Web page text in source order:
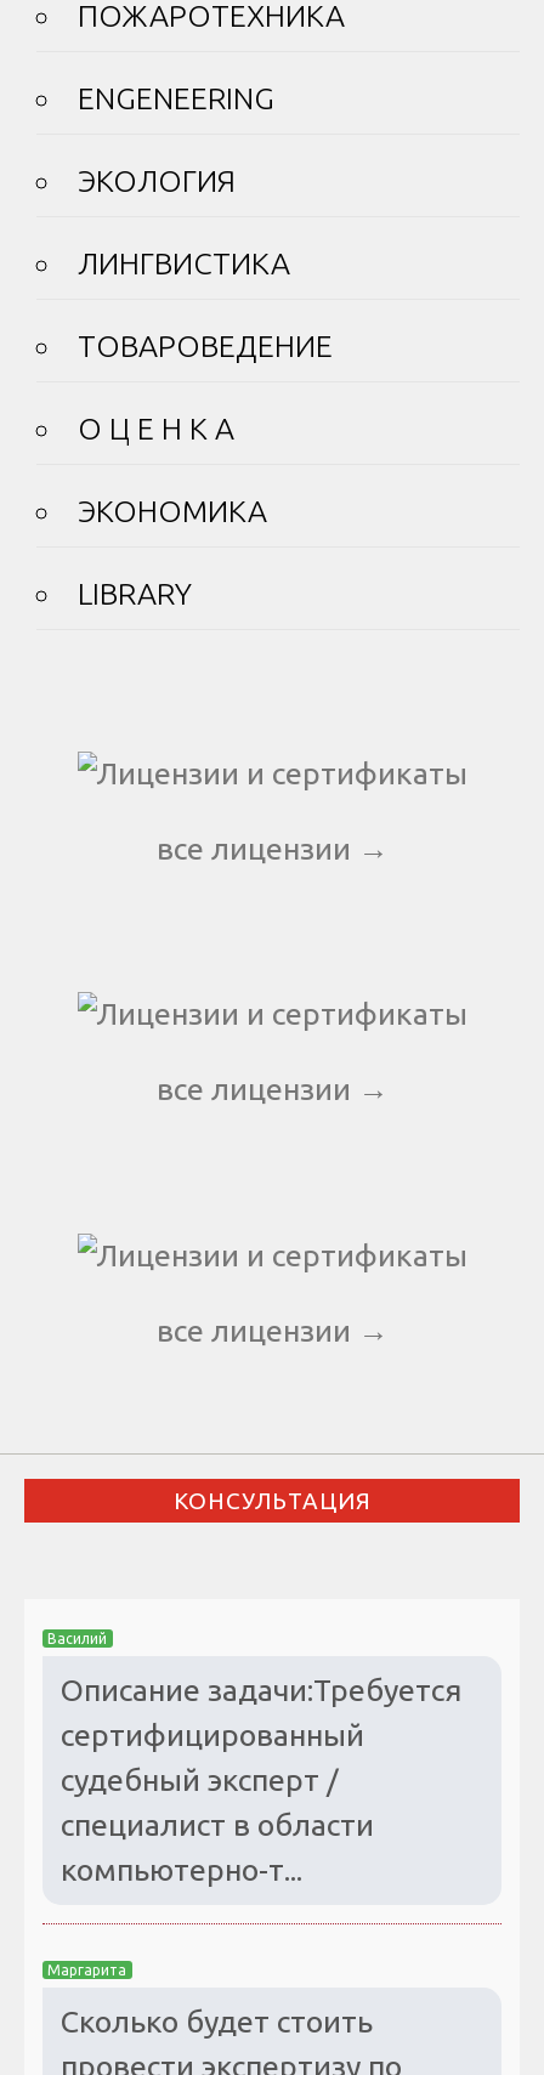
ПОЖАРОТЕХНИКА
ENGENEERING
ЭКОЛОГИЯ
ЛИНГВИСТИКА
ТОВАРОВЕДЕНИЕ
О Ц Е Н К А
ЭКОНОМИКА
LIBRARY
все лицензии →
все лицензии →
все лицензии →
КОНСУЛЬТАЦИЯ
Василий
Описание задачи:Требуется
сертифицированный
судебный эксперт /
специалист в области
компьютерно-т...
Маргарита
Сколько будет стоить
провести экспертизу по